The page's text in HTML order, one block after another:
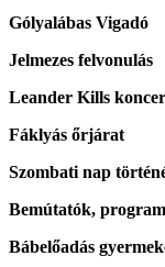
Gólyalábas Vigadó
Jelmezes felvonulás
Leander Kills
Fáklyás őrjárat
Szombati nap
Bemútatók,
Bábelőadás